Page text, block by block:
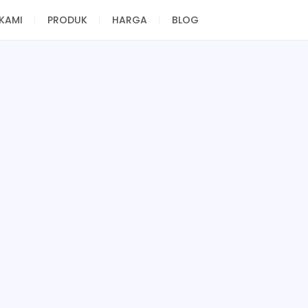
PRODUK HARGA BLOG